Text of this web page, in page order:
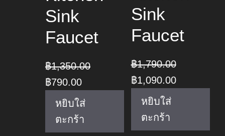
Sink
Faucet
฿1,350.00
Original
price
฿1,350.00.
฿790.00Current
price
฿790.00.
หยิบใส่
ตะกร้า
Sink
Faucet
฿1,790.00
Original
price
฿1,790.00.
฿1,090.00Current
฿1,090.00.
หยิบใส่
ตะกร้า